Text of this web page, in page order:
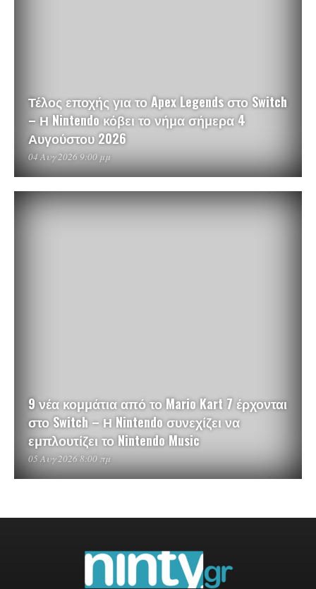
Τέλος εποχής για το Apex Legends στο Switch
– Η Nintendo κόβει το νήμα σήμερα 4
Αυγούστου 2026
04 Αυγ 2026 9:00 μμ
9 νέα κομμάτια από το Mario Kart 7 έρχονται
στο Switch – Η Nintendo συνεχίζει να
εμπλουτίζει το Nintendo Music
05 Αυγ 2026 8:00 πμ